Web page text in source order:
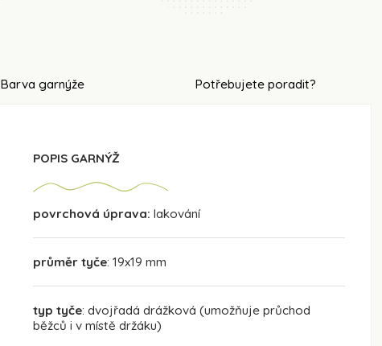
Barva garnýže Potřebujete poradit?
POPIS GARNÝŽ
povrchová úprava: lakování
průměr tyče: 19x19 mm
typ tyče: dvojřadá drážková (umožňuje průchod
běžců i v místě držáku)